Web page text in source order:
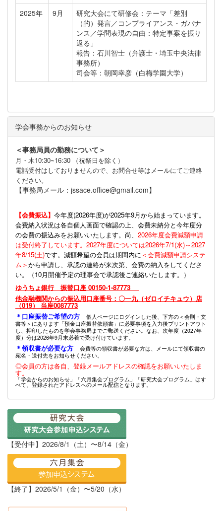
2025年
9月
研究大会にて研修会：テーマ「差別
（的）発言／コンプライアンス・ガバナ
ンス／学問表現の自由：特定事案を振り
返る」
報告：石川智士（弁護士・埼玉中央法律
事務所）
司会等：朝岡幸彦（白梅学園大学）
学会事務からのお知らせ
＜事務局員の勤務について＞
月・木10:30~16:30 （祝祭日を除く）
電話受付はしておりませんので、お問合せ等はメールにてご連絡
ください。
【事務局メール：jssace.office@gmail.com】
【会費振込】 今年度(2026年度)が2025年9月から始まっています。
会費納入状況は各自個人画面で確認の上、会費未納分と今年度分
の会費の振込みをお願いいたします。尚、 2026年度会費減額申請
は受付終了しています。2027年度については2026年7/1(水)～2027
年8/15(土)です。減額希望の会員は期間内に ＜会費減額申請システ
ム＞から申請し、承認の連絡が来次第、会費の納入をしてくださ
い。（10月開催予定の理事会で承認後ご連絡いたします。）
ゆうちょ銀行 振替口座 00150-1-87773
他金融機関からの振込用口座番号：〇一九（ゼロイチキュウ）店
（019） 当座0087773
＊口座振替ご希望の方
個人ページにログインした後、下方の＜会則・文
書等＞にあります「預金口座振替依頼書」に必要事項を入力後プリントアウト
し、押印したものを学会事務局までご郵送ください。なお、次年度（2027年
度）分は2026年9月末必着で受け付けています。
＊領収書が必要な方
会費等の領収書が必要な方は、メールにて領収書の
宛名・送付先をお知らせください。
◎会員の方は各自、登録メールアドレスの確認をお願いいたしま
す。
「学会からのお知らせ」「六月集会プログラム」「研究大会プログラム」はす
べて、登録されたアドレスへのメール配信となります。
【受付中】2026/8/1（土）〜8/14（金）
【終了】2026/5/1（金）〜5/20（水）